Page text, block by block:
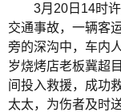
3月20日14时
交通事故，一辆客
旁的深沟中，车内
岁烧烤店老板冀超
间投入救援，成功
太太，为伤者及时